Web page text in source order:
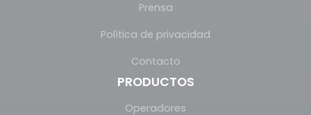
Prensa
Política de privacidad
Contacto
PRODUCTOS
Operadores